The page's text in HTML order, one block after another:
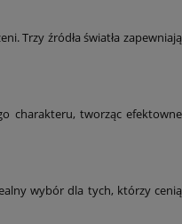
Trzy źródła światła zapewniają
charakteru, tworząc efektowne
wybór dla tych, którzy cenią